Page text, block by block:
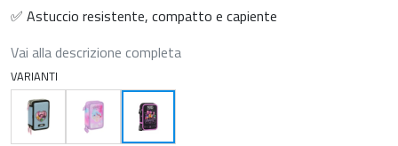
✅ Astuccio resistente, compatto e capiente
Vai alla descrizione completa
VARIANTI